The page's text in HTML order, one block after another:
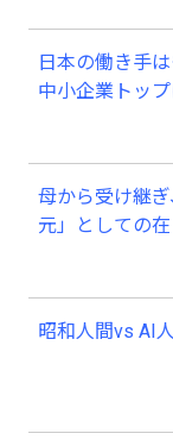
日本の働き手
中小企業トッ
母から受け継
元」としての
昭和人間vs AI